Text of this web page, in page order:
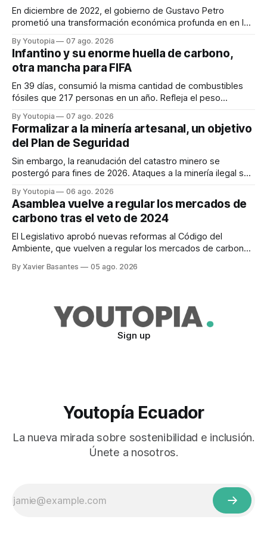
En diciembre de 2022, el gobierno de Gustavo Petro
prometió una transformación económica profunda en en la
By Youtopia 07 ago. 2026
Infantino y su enorme huella de carbono,
otra mancha para FIFA
En 39 días, consumió la misma cantidad de combustibles
fósiles que 217 personas en un año. Refleja el peso
By Youtopia 07 ago. 2026
Formalizar a la minería artesanal, un objetivo
del Plan de Seguridad
Sin embargo, la reanudación del catastro minero se
postergó para fines de 2026. Ataques a la minería ilegal se
By Youtopia 06 ago. 2026
Asamblea vuelve a regular los mercados de
carbono tras el veto de 2024
El Legislativo aprobó nuevas reformas al Código del
Ambiente, que vuelven a regular los mercados de carbono,
By Xavier Basantes 05 ago. 2026
Sign up
Youtopía Ecuador
La nueva mirada sobre sostenibilidad e inclusión.
Únete a nosotros.